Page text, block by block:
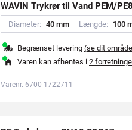
WAVIN Trykrør til Vand PEM/
Diameter: 40 mm Længde: 100
Begrænset levering (se dit
Varen kan afhentes i 2
Varenr. 6700 1722711